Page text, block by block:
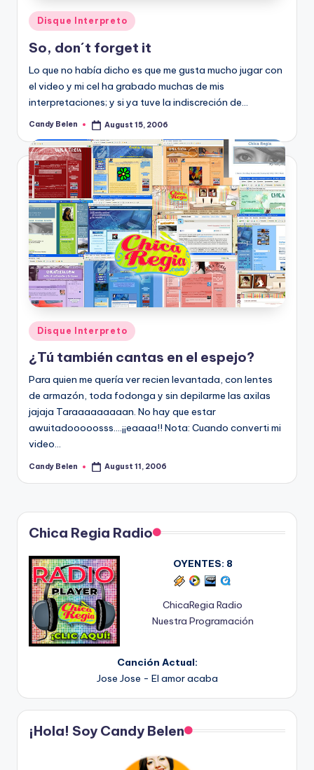
Posted
Disque Interpreto
So, don´t forget it
Lo que no habí­a dicho es que me gusta mucho jugar con
el video y mi cel ha grabado muchas de mis
interpretaciones; y si ya tuve la indiscreción de…
Posted
Candy Belen August 15, 2006
Posted
in
Disque Interpreto
¿Tú también cantas en el espejo?
Para quien me querí­a ver recien levantada, con lentes
de armazón, toda fodonga y sin depilarme las axilas
jajaja Taraaaaaaaaan. No hay que estar
awuitadooooosss....¡¡eaaaa!! Nota: Cuando converti mi
video…
Posted
Candy Belen August 11, 2006
Chica Regia Radio
OYENTES: 8
ChicaRegia Radio
Nuestra Programación
Canción Actual:
Jose Jose - El amor acaba
¡Hola! Soy Candy Belen